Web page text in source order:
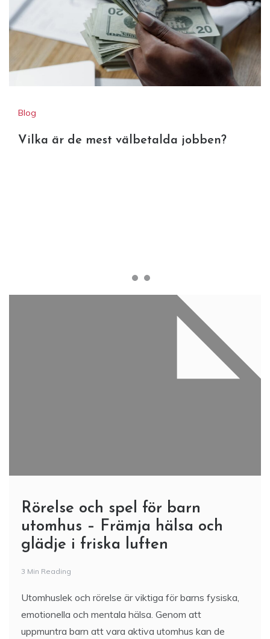
Blog
Vilka är de mest välbetalda jobben?
Rörelse och spel för barn
utomhus – Främja hälsa och
glädje i friska luften
3 Min Reading
Utomhuslek och rörelse är viktiga för barns fysiska,
emotionella och mentala hälsa. Genom att
uppmuntra barn att vara aktiva utomhus kan de